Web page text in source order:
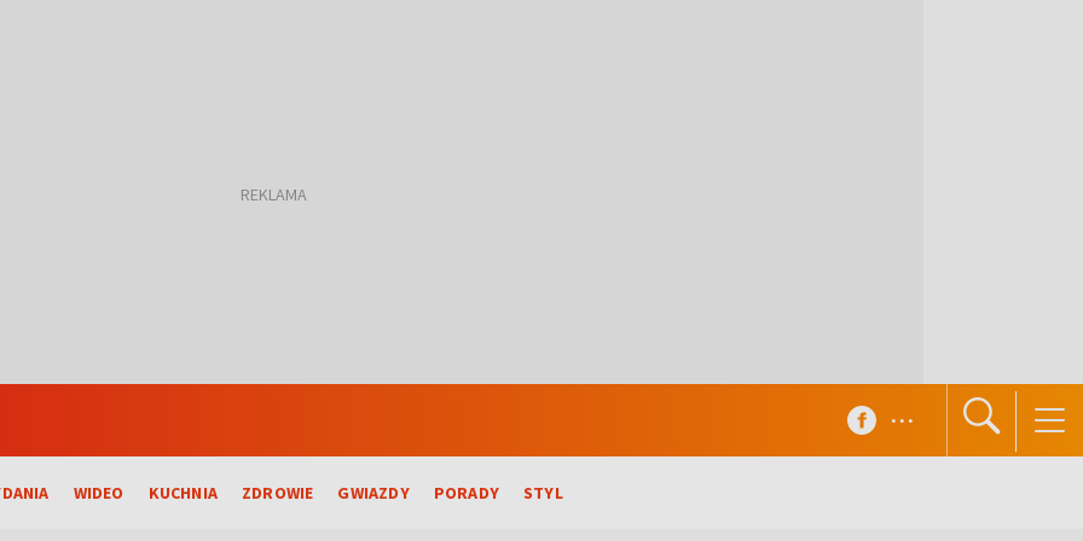
WIDEO KUCHNIA ZDROWIE GWIAZDY PORADY STYL
...